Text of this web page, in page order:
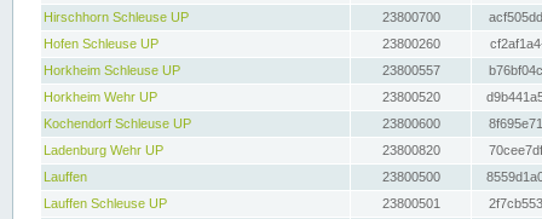
Hirschhorn Schleuse UP
23800700
Hofen Schleuse UP
23800260
Horkheim Schleuse UP
23800557
Horkheim Wehr UP
23800520
Kochendorf Schleuse UP
23800600
Ladenburg Wehr UP
23800820
Lauffen
23800500
Lauffen Schleuse UP
23800501